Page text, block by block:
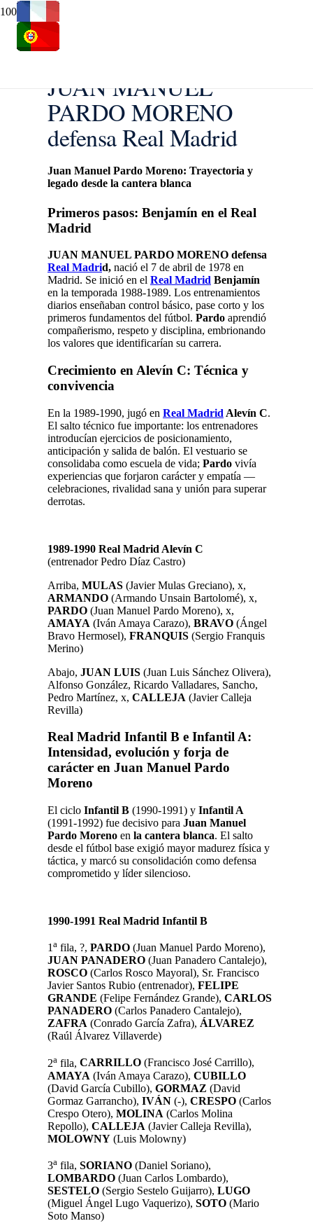
JUAN MANUEL
PARDO MORENO
defensa Real Madrid
Juan Manuel Pardo Moreno: Trayectoria y
legado desde la cantera blanca
Primeros pasos: Benjamín en el Real
Madrid
JUAN MANUEL PARDO MORENO defensa
Real Madrid, nació el 7 de abril de 1978 en
Madrid. Se inició en el Real Madrid Benjamín
en la temporada 1988-1989. Los entrenamientos
diarios enseñaban control básico, pase corto y los
primeros fundamentos del fútbol. Pardo aprendió
compañerismo, respeto y disciplina, embrionando
los valores que identificarían su carrera.
Crecimiento en Alevín C: Técnica y
convivencia
En la 1989-1990, jugó en Real Madrid Alevín C.
El salto técnico fue importante: los entrenadores
introducían ejercicios de posicionamiento,
anticipación y salida de balón. El vestuario se
consolidaba como escuela de vida; Pardo vivía
experiencias que forjaron carácter y empatía —
celebraciones, rivalidad sana y unión para superar
derrotas.
1989-1990 Real Madrid Alevín C
(entrenador Pedro Díaz Castro)
Arriba, MULAS (Javier Mulas Greciano), x,
ARMANDO (Armando Unsain Bartolomé), x,
PARDO (Juan Manuel Pardo Moreno), x,
AMAYA (Iván Amaya Carazo), BRAVO (Ángel
Bravo Hermosel), FRANQUIS (Sergio Franquis
Merino)
Abajo, JUAN LUIS (Juan Luis Sánchez Olivera),
Alfonso González, Ricardo Valladares, Sancho,
Pedro Martínez, x, CALLEJA (Javier Calleja
Revilla)
Real Madrid Infantil B e Infantil A:
Intensidad, evolución y forja de
carácter en Juan Manuel Pardo
Moreno
El ciclo Infantil B (1990-1991) y Infantil A
(1991-1992) fue decisivo para Juan Manuel
Pardo Moreno en la cantera blanca. El salto
desde el fútbol base exigió mayor madurez física y
táctica, y marcó su consolidación como defensa
comprometido y líder silencioso.
1990-1991 Real Madrid Infantil B
1a fila, ?, PARDO (Juan Manuel Pardo Moreno),
JUAN PANADERO (Juan Panadero Cantalejo),
ROSCO (Carlos Rosco Mayoral), Sr. Francisco
Javier Santos Rubio (entrenador), FELIPE
GRANDE (Felipe Fernández Grande), CARLOS
PANADERO (Carlos Panadero Cantalejo),
ZAFRA (Conrado García Zafra), ÁLVAREZ
(Raúl Álvarez Villaverde)
2a fila, CARRILLO (Francisco José Carrillo),
AMAYA (Iván Amaya Carazo), CUBILLO
(David García Cubillo), GORMAZ (David
Gormaz Garrancho), IVÁN (-), CRESPO (Carlos
Crespo Otero), MOLINA (Carlos Molina
Repollo), CALLEJA (Javier Calleja Revilla),
MOLOWNY (Luis Molowny)
3a fila, SORIANO (Daniel Soriano),
LOMBARDO (Juan Carlos Lombardo),
SESTELO (Sergio Sestelo Guijarro), LUGO
(Miguel Ángel Lugo Vaquerizo), SOTO (Mario
Soto Manso)